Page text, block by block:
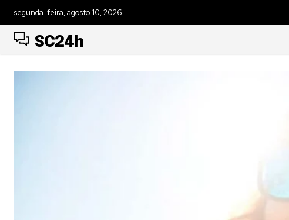
segunda-feira, agosto 10, 2026
SC24h